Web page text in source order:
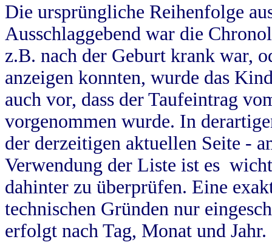
Die ursprüngliche Reihenfolge
Ausschlaggebend war die
z.B. nach der Geburt krank war,
anzeigen konnten, wurde das
auch vor, dass der Taufeintrag
vorgenommen wurde. In
der derzeitigen aktuellen Seite -
Verwendung der Liste ist es
dahinter zu überprüfen. Eine
technischen Gründen nur
erfolgt nach Tag, Monat und Jahr.